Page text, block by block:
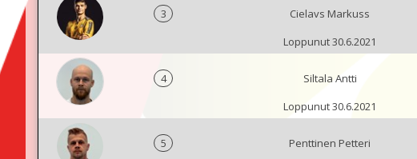
3
Cielavs Markuss
Loppunut 30.6.2021
4
Siltala Antti
Loppunut 30.6.2021
5
Penttinen Petteri